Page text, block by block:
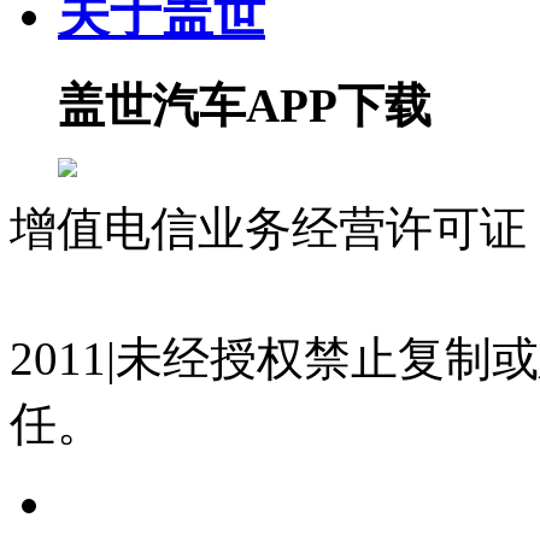
关于盖世
盖世汽车APP下载
增值电信业务经营许可
2011|未经授权禁止复制
任。